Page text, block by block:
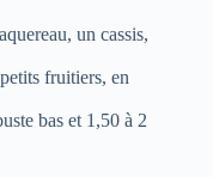
un cassis,
fruitiers, en
bas et 1,50 à 2